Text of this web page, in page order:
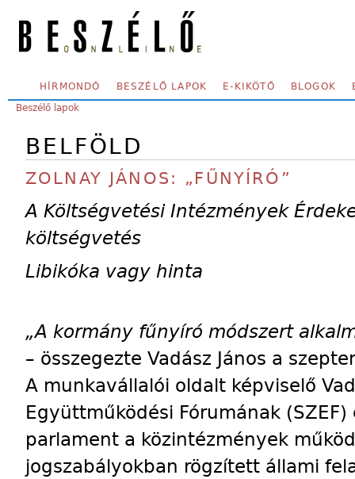
SECONDARY MENU
HÍRMONDÓ BESZÉLŐ LAPOK E-KIKÖTŐ BLOGOK
YOU ARE HERE:
Beszélő lapok
BELFÖLD
ZOLNAY JÁNOS: „FŰNYÍRÓ”
A Költségvetési Intézmények
költségvetés
Libikóka vagy hinta
„A kormány fűnyíró módszert
– összegezte Vadász János a
A munkavállalói oldalt képviselő
Együttműködési Fórumának
parlament a közintézmények
jogszabályokban rögzített állami